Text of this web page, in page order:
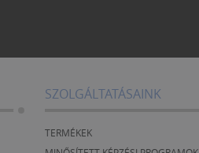
SZOLGÁLTATÁSAINK
TERMÉKEK